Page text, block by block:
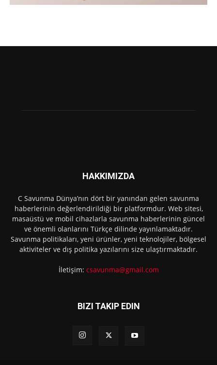
HAKKIMIZDA
C Savunma Dünya’nın dört bir yanından gelen savunma
haberlerinin değerlendirildiği bir platformdur. Web sitesi,
masaüstü ve mobil cihazlarla savunma haberlerinin güncel
ve önemli olanlarını Türkçe dilinde yayınlamaktadır.
Savunma politikaları, yeni ürünler, yeni teknolojiler, bölgesel
aktiviteler ve dış politika yazılarını size ulaştırmaktadır.
İletişim: csavunma@gmail.com
BIZI TAKIP EDIN